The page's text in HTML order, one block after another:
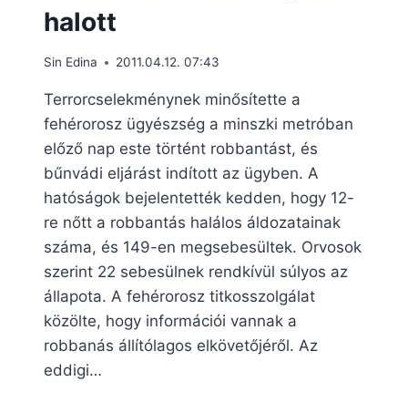
halott
Sin Edina 2011.04.12. 07:43
Terrorcselekménynek minősítette a
fehérorosz ügyészség a minszki metróban
előző nap este történt robbantást, és
bűnvádi eljárást indított az ügyben. A
hatóságok bejelentették kedden, hogy 12-
re nőtt a robbantás halálos áldozatainak
száma, és 149-en megsebesültek. Orvosok
szerint 22 sebesülnek rendkívül súlyos az
állapota. A fehérorosz titkosszolgálat
közölte, hogy információi vannak a
robbanás állítólagos elkövetőjéről. Az
eddigi…